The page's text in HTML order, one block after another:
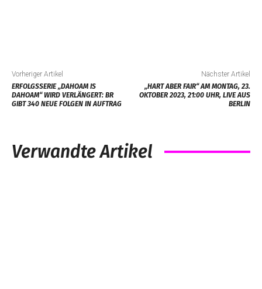
Vorheriger Artikel
ERFOLGSSERIE „DAHOAM IS
DAHOAM“ WIRD VERLÄNGERT: BR
GIBT 340 NEUE FOLGEN IN AUFTRAG
Nächster Artikel
„HART ABER FAIR“ AM MONTAG, 23.
OKTOBER 2023, 21:00 UHR, LIVE AUS
BERLIN
Verwandte Artikel